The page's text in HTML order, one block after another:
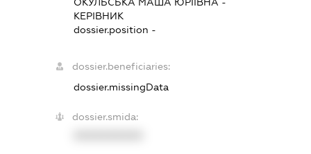
ОКУЛЬСЬКА МАША ЮРІЇВНА -
КЕРІВНИК
dossier.position -
dossier.beneficiaries:
dossier.missingData
dossier.smida: